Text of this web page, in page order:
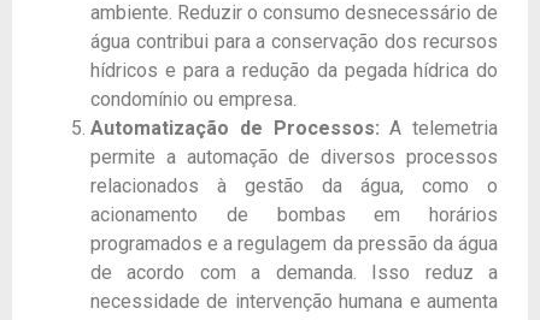
ambiente. Reduzir o consumo desnecessário de
água contribui para a conservação dos recursos
hídricos e para a redução da pegada hídrica do
condomínio ou empresa.
Automatização de Processos: A telemetria
permite a automação de diversos processos
relacionados à gestão da água, como o
acionamento de bombas em horários
programados e a regulagem da pressão da água
de acordo com a demanda. Isso reduz a
necessidade de intervenção humana e aumenta